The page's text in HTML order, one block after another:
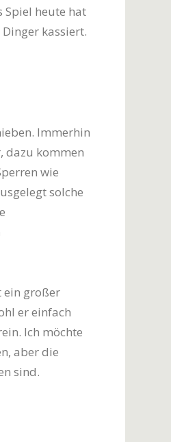
Spiel heute hat
kassiert.
Immerhin
dazu kommen
wie
solche
ein großer
er einfach
Ich möchte
aber die
sind.